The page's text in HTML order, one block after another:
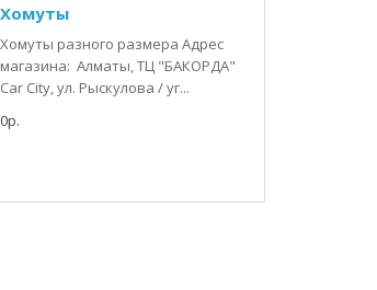
Хомуты
Хомуты разного размера Адрес
магазина: Алматы, ТЦ "БАКОРДА"
Car City, ул. Рыскулова / уг...
0р.